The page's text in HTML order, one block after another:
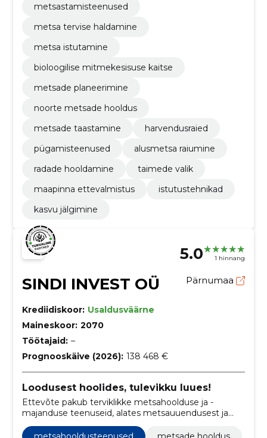
metsastamisteenused
metsa tervise haldamine
metsa istutamine
bioloogilise mitmekesisuse kaitse
metsade planeerimine
noorte metsade hooldus
metsade taastamine
harvendusraied
pügamisteenused
alusmetsa raiumine
radade hooldamine
taimede valik
maapinna ettevalmistus
istutustehnikad
kasvu jälgimine
5.0 1 hinnang
SINDI INVEST OÜ Pärnumaa
Krediidiskoor: Usaldusväärne
Maineskoor: 2070
Töötajaid: –
Prognooskäive (2026): 138 468 €
Loodusest hoolides, tulevikku luues!
Ettevõte pakub terviklikke metsahoolduse ja -
majanduse teenuseid, alates metsauuendusest ja
korrashoiuni.